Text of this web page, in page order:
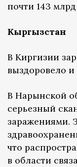
почти 143
Кыргызстан
В Киргизии
выздоровело и
В Нарынской
серьезный
заражениями.
что
в области